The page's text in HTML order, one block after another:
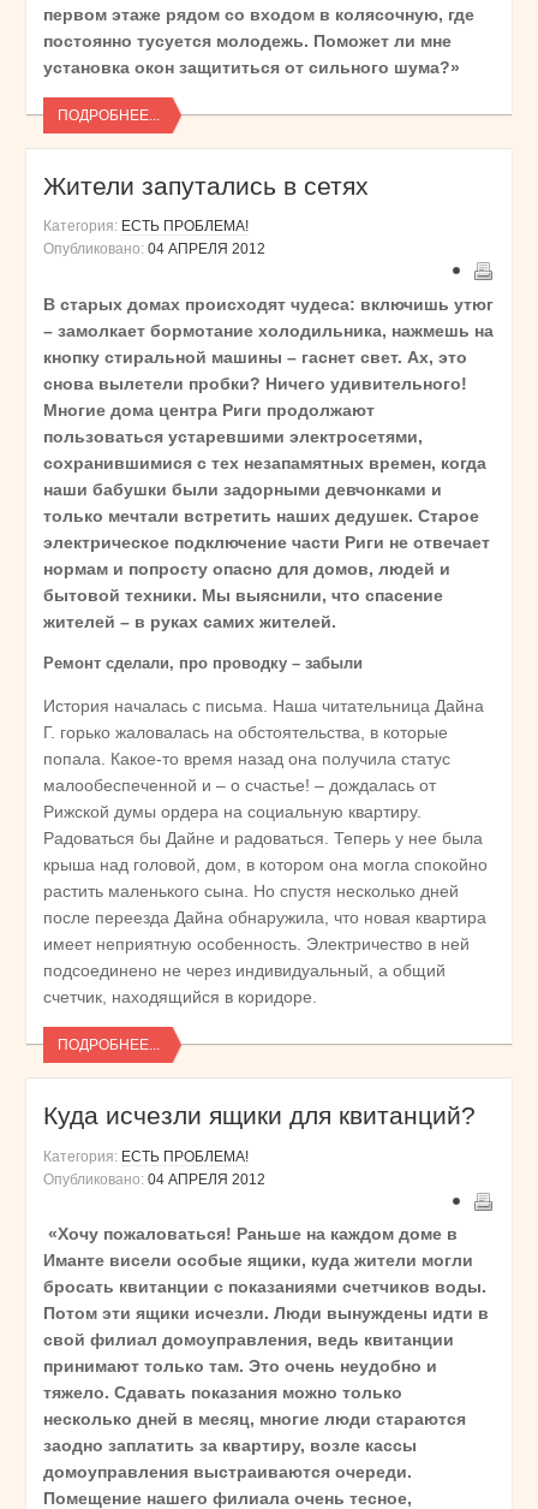
первом этаже рядом со входом в колясочную, где
постоянно тусуется молодежь. Поможет ли мне
установка окон защититься от сильного шума?»
ПОДРОБНЕЕ...
Жители запутались в сетях
Категория: ЕСТЬ ПРОБЛЕМА!
Опубликовано: 04 АПРЕЛЯ 2012
В старых домах происходят чудеса: включишь утюг
– замолкает бормотание холодильника, нажмешь на
кнопку стиральной машины – гаснет свет. Ах, это
снова вылетели пробки? Ничего удивительного!
Многие дома центра Риги продолжают
пользоваться устаревшими электросетями,
сохранившимися с тех незапамятных времен, когда
наши бабушки были задорными девчонками и
только мечтали встретить наших дедушек. Старое
электрическое подключение части Риги не отвечает
нормам и попросту опасно для домов, людей и
бытовой техники. Мы выяснили, что спасение
жителей – в руках самих жителей.
Ремонт сделали, про проводку – забыли
История началась с письма. Наша читательница Дайна
Г. горько жаловалась на обстоятельства, в которые
попала. Какое-то время назад она получила статус
малообеспеченной и – о счастье! – дождалась от
Рижской думы ордера на социальную квартиру.
Радоваться бы Дайне и радоваться. Теперь у нее была
крыша над головой, дом, в котором она могла спокойно
растить маленького сына. Но спустя несколько дней
после переезда Дайна обнаружила, что новая квартира
имеет неприятную особенность. Электричество в ней
подсоединено не через индивидуальный, а общий
счетчик, находящийся в коридоре.
ПОДРОБНЕЕ...
Куда исчезли ящики для квитанций?
Категория: ЕСТЬ ПРОБЛЕМА!
Опубликовано: 04 АПРЕЛЯ 2012
«Хочу пожаловаться! Раньше на каждом доме в
Иманте висели особые ящики, куда жители могли
бросать квитанции с показаниями счетчиков воды.
Потом эти ящики исчезли. Люди вынуждены идти в
свой филиал домоуправления, ведь квитанции
принимают только там. Это очень неудобно и
тяжело. Сдавать показания можно только
несколько дней в месяц, многие люди стараются
заодно заплатить за квартиру, возле кассы
домоуправления выстраиваются очереди.
Помещение нашего филиала очень тесное,